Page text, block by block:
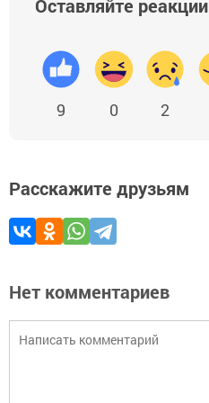
Оставляйте реакции
9 0 2
Расскажите друзьям
Нет комментариев